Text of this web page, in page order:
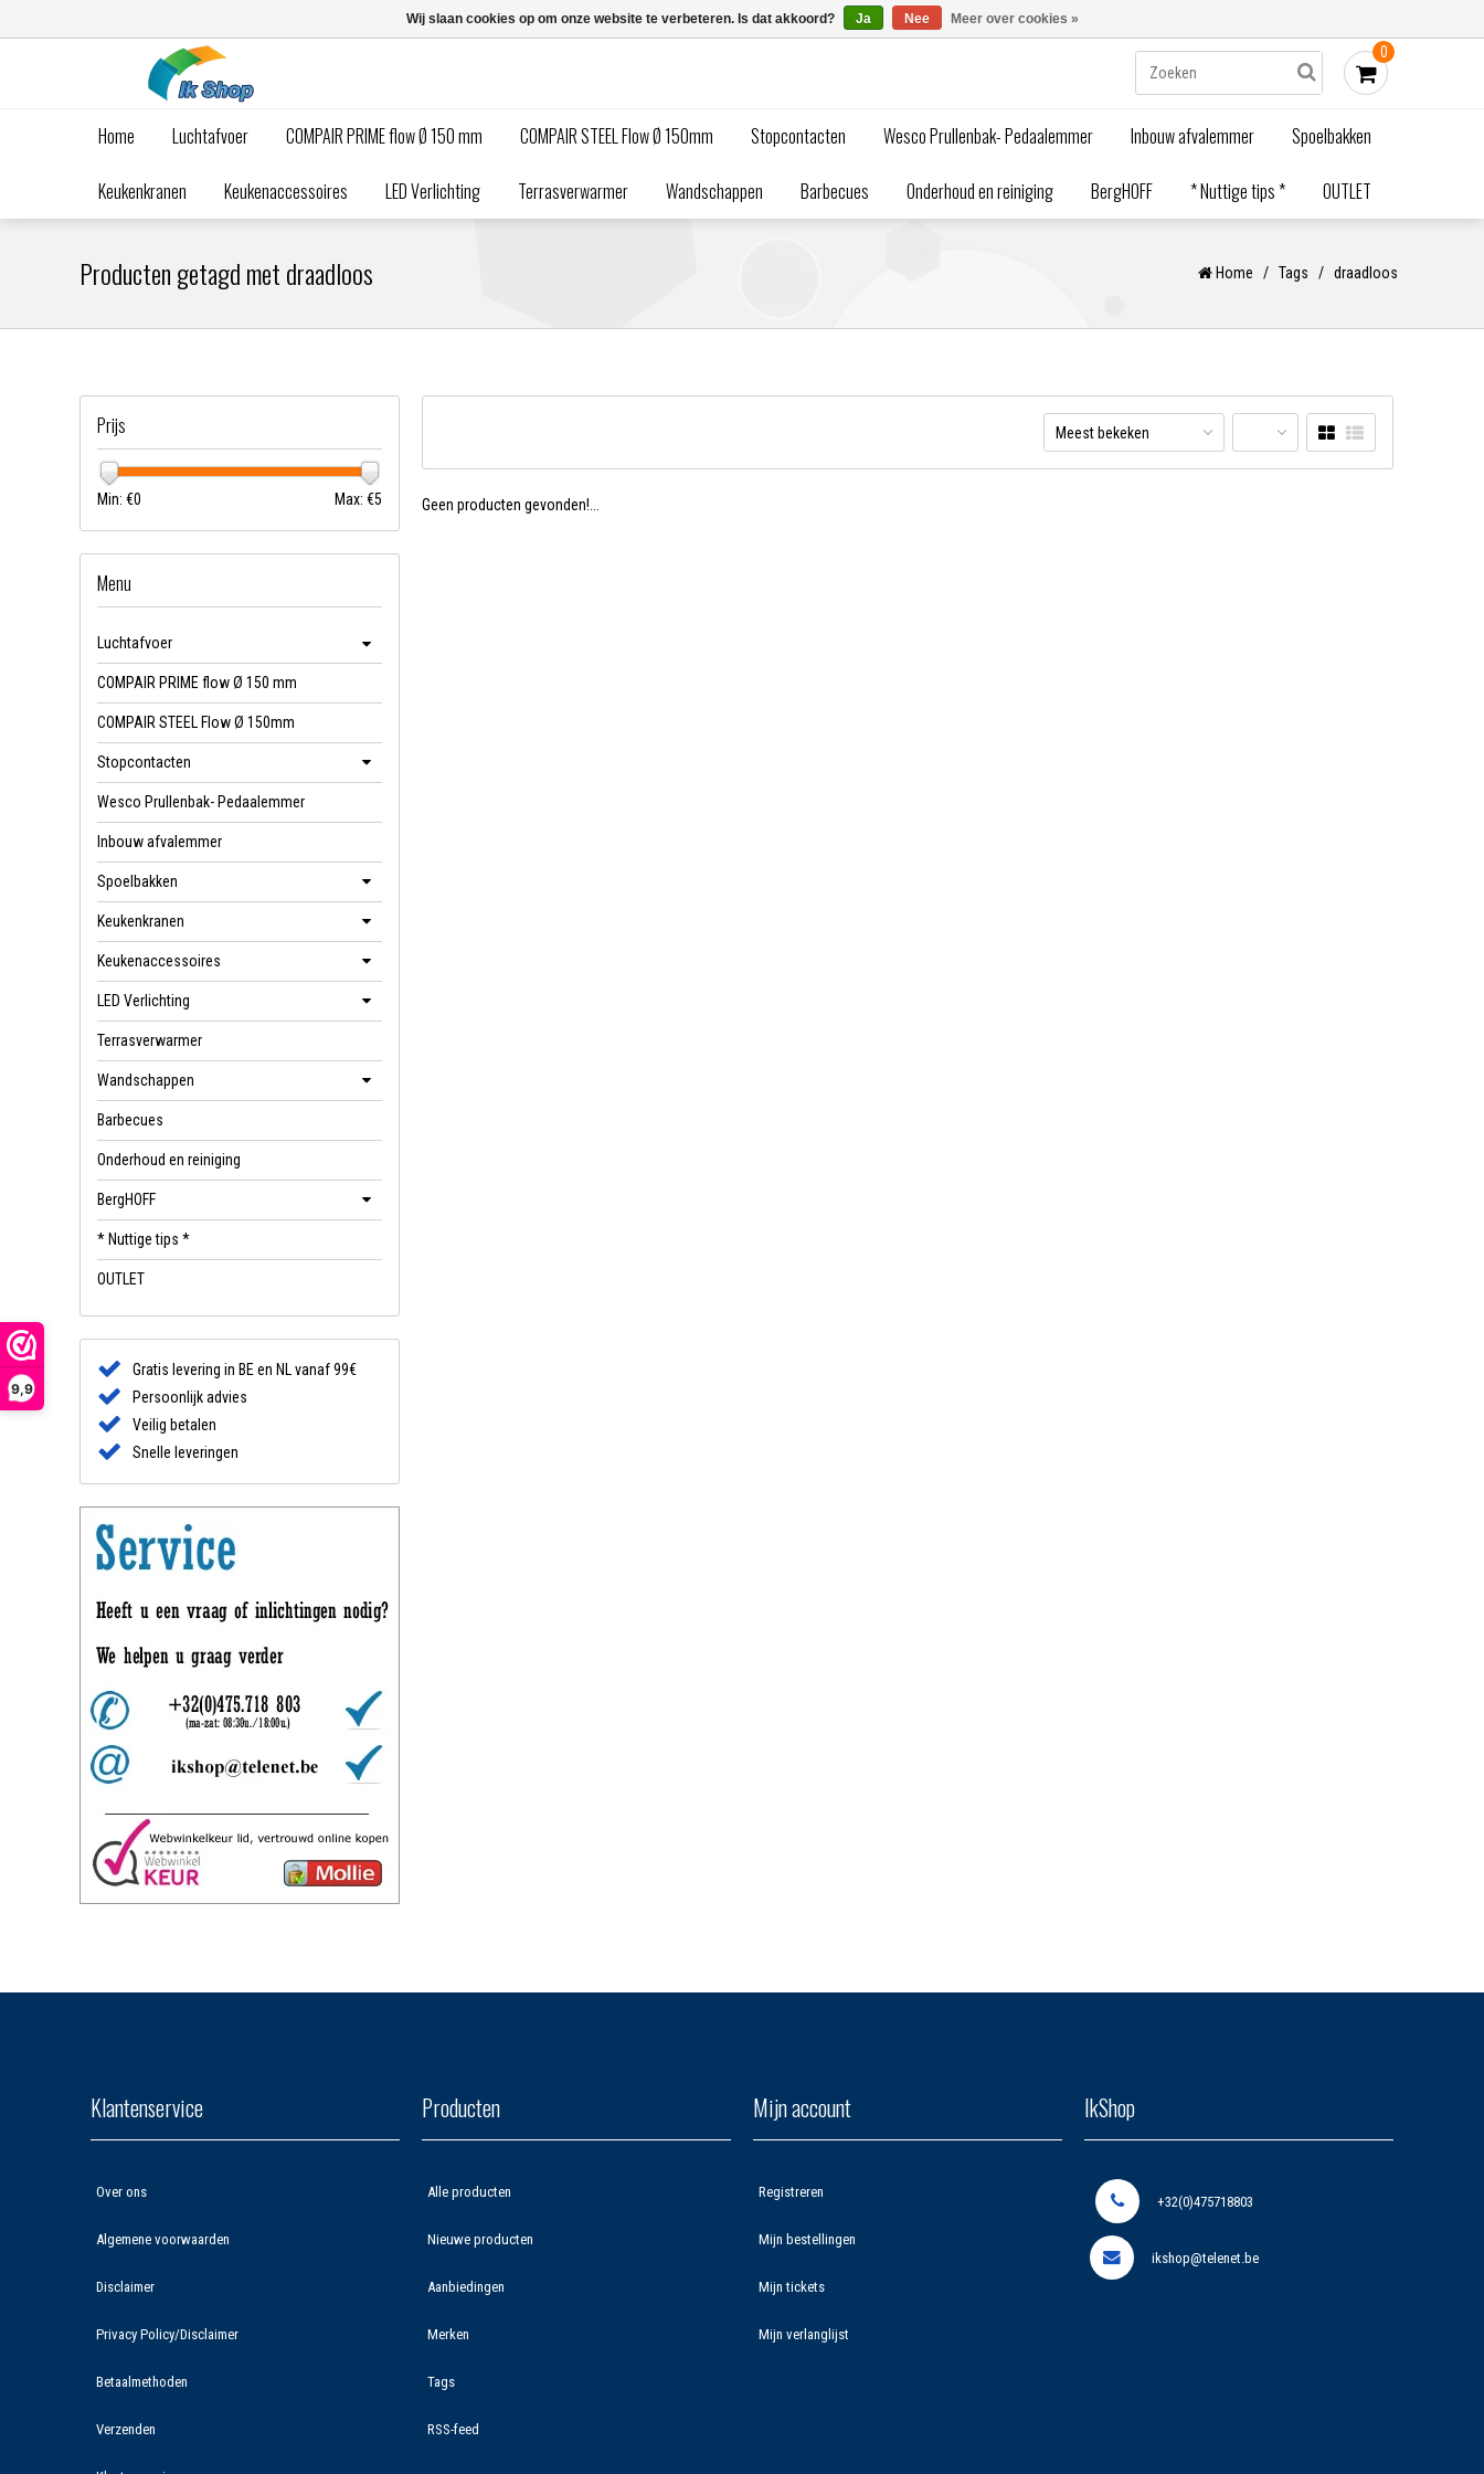
9,9
0
Home Luchtafvoer COMPAIR PRIME flow Ø 150 mm COMPAIR STEEL Flow Ø 150mm Stopcontacten Wesco Prullenbak- Pedaalemmer Inbouw afvalemmer Spoelbakken
Keukenkranen Keukenaccessoires LED Verlichting Terrasverwarmer Wandschappen Barbecues Onderhoud en reiniging BergHOFF * Nuttige tips * OUTLET
Producten getagd met draadloos Home / Tags / draadloos
Meest bekeken
Geen producten gevonden!...
Prijs
Min: €0 Max: €5
Menu
Luchtafvoer
COMPAIR PRIME flow Ø 150 mm
COMPAIR STEEL Flow Ø 150mm
Stopcontacten
Wesco Prullenbak- Pedaalemmer
Inbouw afvalemmer
Spoelbakken
Keukenkranen
Keukenaccessoires
LED Verlichting
Terrasverwarmer
Wandschappen
Barbecues
Onderhoud en reiniging
BergHOFF
* Nuttige tips *
OUTLET
Gratis levering in BE en NL vanaf 99€
Persoonlijk advies
Veilig betalen
Snelle leveringen
Klantenservice
Over ons
Algemene voorwaarden
Disclaimer
Privacy Policy/Disclaimer
Betaalmethoden
Verzenden
Producten
Alle producten
Nieuwe producten
Aanbiedingen
Merken
Tags
RSS-feed
Mijn account
Registreren
Mijn bestellingen
Mijn tickets
Mijn verlanglijst
IkShop
+32(0)475718803
ikshop@telenet.be
Wij slaan cookies op om onze website te verbeteren. Is dat akkoord? Ja Nee Meer over cookies »